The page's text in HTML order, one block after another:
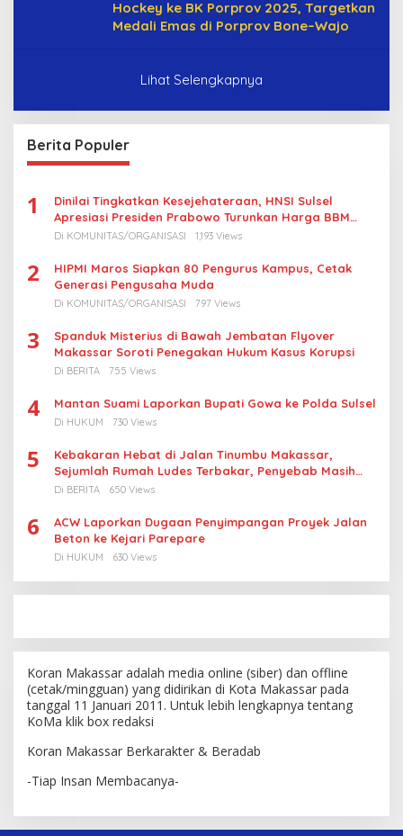
Hockey ke BK Porprov 2025, Targetkan
Medali Emas di Porprov Bone–Wajo
Lihat Selengkapnya
Berita Populer
1
Dinilai Tingkatkan Kesejehateraan, HNSI Sulsel
Apresiasi Presiden Prabowo Turunkan Harga BBM
Nelayan
Di KOMUNITAS/ORGANISASI 1,193 Views
2
HIPMI Maros Siapkan 80 Pengurus Kampus, Cetak
Generasi Pengusaha Muda
Di KOMUNITAS/ORGANISASI 797 Views
3
Spanduk Misterius di Bawah Jembatan Flyover
Makassar Soroti Penegakan Hukum Kasus Korupsi
Di BERITA 755 Views
4 Mantan Suami Laporkan Bupati Gowa ke Polda Sulsel
Di HUKUM 730 Views
5
Kebakaran Hebat di Jalan Tinumbu Makassar,
Sejumlah Rumah Ludes Terbakar, Penyebab Masih
Diselidiki
Di BERITA 650 Views
6
ACW Laporkan Dugaan Penyimpangan Proyek Jalan
Beton ke Kejari Parepare
Di HUKUM 630 Views
Koran Makassar adalah media online (siber) dan offline
(cetak/mingguan) yang didirikan di Kota Makassar pada
tanggal 11 Januari 2011. Untuk lebih lengkapnya tentang
KoMa klik box redaksi
Koran Makassar Berkarakter & Beradab
-Tiap Insan Membacanya-